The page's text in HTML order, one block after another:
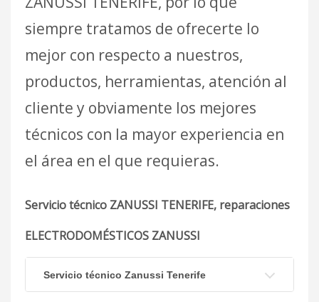
siempre tratamos de ofrecerte lo
mejor con respecto a nuestros,
productos, herramientas, atención al
cliente y obviamente los mejores
técnicos con la mayor experiencia en
el área en el que requieras.
Servicio técnico ZANUSSI TENERIFE, reparaciones
ELECTRODOMÉSTICOS ZANUSSI
Servicio técnico Zanussi Tenerife